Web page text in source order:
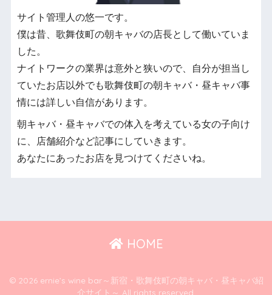
サイト管理人の悠一です。
僕は昔、歌舞伎町の朝キャバの店長として働いていま
した。
ナイトワークの業界は意外と狭いので、自分が担当し
ていたお店以外でも歌舞伎町の朝キャバ・昼キャバ事
情には詳しい自信があります。
朝キャバ・昼キャバでの体入を考えている女の子向け
に、店舗紹介など記事にしていきます。
あなたにあったお店を見つけてくださいね。
HOME
© 2026 ernie’s wine bar～新宿・歌舞伎町の朝キャバ・昼キャバ紹
介サイト～ All rights reserved.